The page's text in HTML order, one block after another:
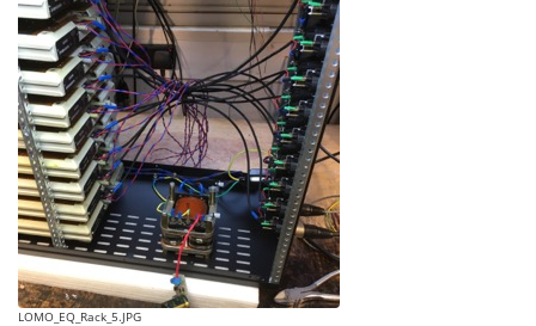
LOMO_EQ_Rack_5.JPG